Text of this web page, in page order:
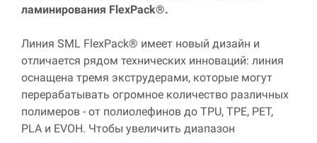
ламинирования FlexPack®.
Линия SML FlexPack® имеет новый дизайн и
отличается рядом технических инноваций: линия
оснащена тремя экструдерами, которые могут
перерабатывать огромное количество различных
полимеров - от полиолефинов до TPU, TPE, PET,
PLA и EVOH. Чтобы увеличить диапазон